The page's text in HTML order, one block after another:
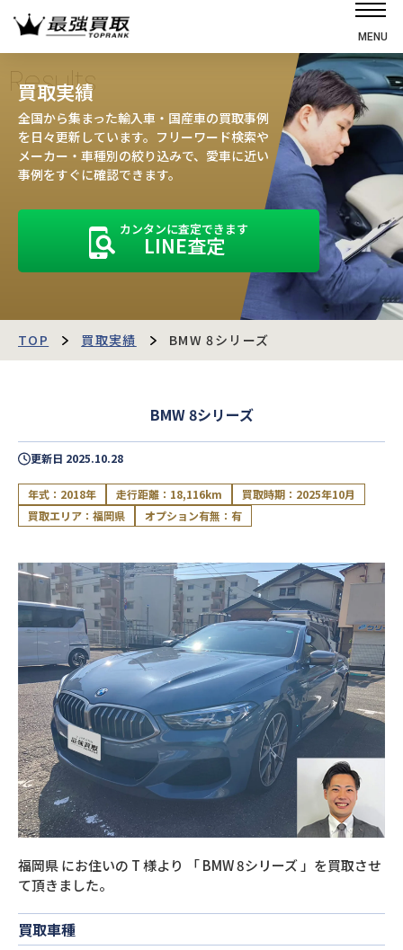
MENU
選ばれる理由
高価買取の仕組み
売却の流れ
お客様の声
運営会社
最強買取マガジン
閉じる
Results
買取実績
全国から集まった輸入車・国産車の買取事例
を日々更新しています。フリーワード検索や
メーカー・車種別の絞り込みで、愛車に近い
事例をすぐに確認できます。
カンタンに査定できます
LINE査定
TOP 買取実績 BMW 8シリーズ
BMW 8シリーズ
更新日 2025.10.28
年式：2018年 走行距離：18,116km
買取時期：2025年10月
買取エリア：福岡県
オプション有無：有
福岡県にお住いの T様より 「BMW 8シリーズ 」を買取させ
て頂きました。
買取車種